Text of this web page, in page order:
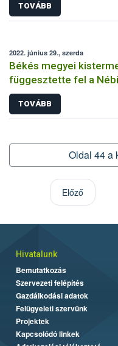
TOVÁBB
2022. június 29., szerda
Békés megyei
függesztette fel a
TOVÁBB
Oldal 44 a
Előző
Hivatalunk
Bemutatkozás
Szervezeti felépítés
Gazdálkodási adatok
Felügyeleti szervünk
Projektek
Kapcsolódó linkek